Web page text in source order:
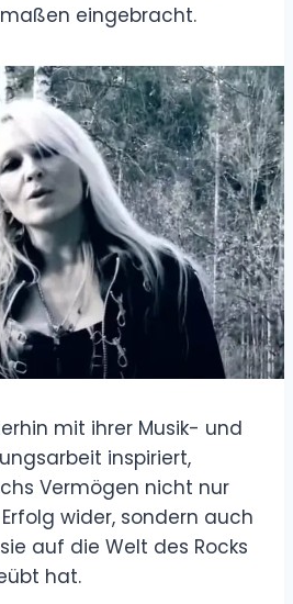
eingebracht.
mit ihrer Musik- und
inspiriert,
Vermögen nicht nur
wider, sondern auch
auf die Welt des Rocks
hat.